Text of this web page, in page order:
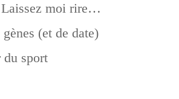
Laissez moi rire…
(et de date)
sport